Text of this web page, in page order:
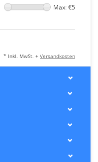
Max: €5
* Inkl. MwSt. + Versandkosten